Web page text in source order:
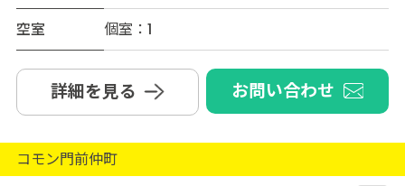
空室
個室：1
詳細を見る お問い合わせ
コモン門前仲町